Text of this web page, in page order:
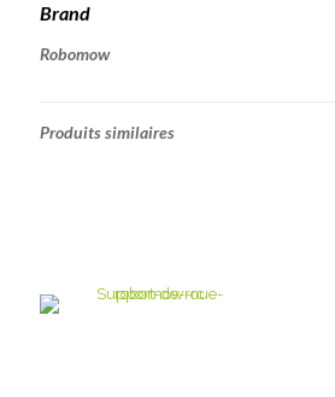
Brand
Robomow
Produits similaires